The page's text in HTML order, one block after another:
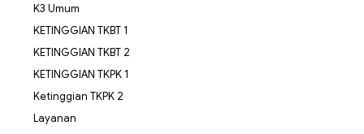
K3 Umum
KETINGGIAN TKBT 1
KETINGGIAN TKBT 2
KETINGGIAN TKPK 1
Ketinggian TKPK 2
Layanan